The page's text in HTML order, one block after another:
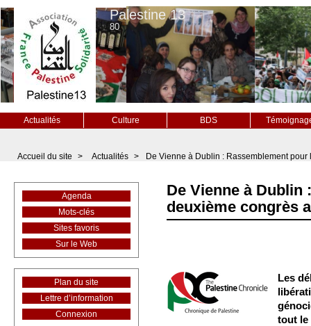
Palestine 13
80
Actualités Culture BDS
Accueil du site > Actualités > De Vienne à Dublin : Rassemblement
De Vienne à Dublin
deuxième congrès
Les
tout le
Agenda
Mots-clés
Sites favoris
Sur le Web
Plan du site
Lettre d’information
Connexion